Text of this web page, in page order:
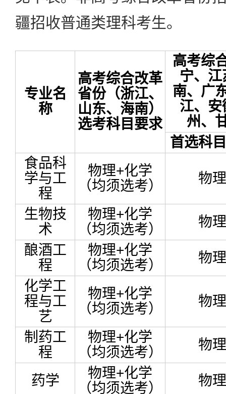
疆招收普通类理科考生。
专业名
称
高考综合改革
省份（浙江、
山东、海南）
选考科目要求
高考综
宁、
南、广
江、安
州、
首选科
食品科
学与工
程
物理+化学
（均须选考）
物理
生物技
术
物理+化学
（均须选考）
物理
酿酒工
程
物理+化学
（均须选考）
物理
化学工
程与工
艺
物理+化学
（均须选考）
物理
制药工
程
物理+化学
（均须选考）
物理
药学
物理+化学
（均须选考）
物理